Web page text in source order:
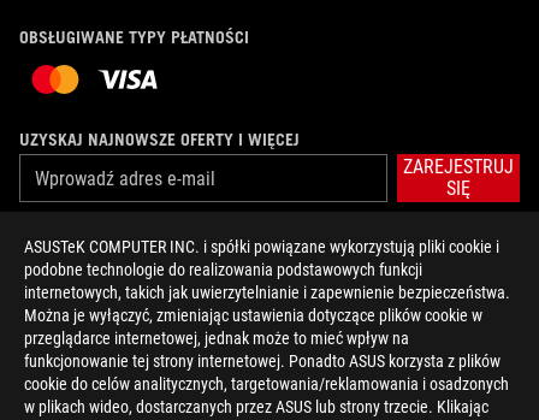
ASUSTeK COMPUTER INC. i spółki powiązane wykorzystują pliki cookie i
podobne technologie do realizowania podstawowych funkcji
internetowych, takich jak uwierzytelnianie i zapewnienie bezpieczeństwa.
Można je wyłączyć, zmieniając ustawienia dotyczące plików cookie w
przeglądarce internetowej, jednak może to mieć wpływ na
funkcjonowanie tej strony internetowej. Ponadto ASUS korzysta z plików
cookie do celów analitycznych, targetowania/reklamowania i osadzonych
w plikach wideo, dostarczanych przez ASUS lub strony trzecie. Klikając
OBSŁUGIWANE TYPY PŁATNOŚCI
UZYSKAJ NAJNOWSZE OFERTY I WIĘCEJ
ZAREJESTRUJ
SIĘ
O FIRMIE ROG
STRONA GŁÓWNA
NEWSROOM